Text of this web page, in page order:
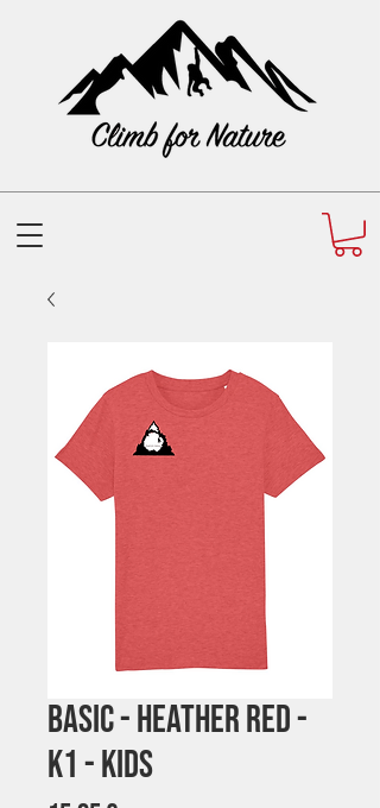
Basic - Heather Red -
K1 - Kids